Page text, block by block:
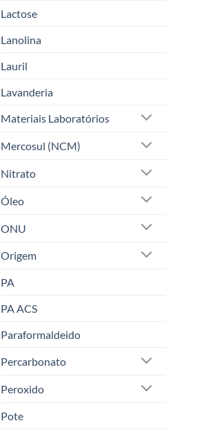
Lactose
Lanolina
Lauril
Lavanderia
Materiais Laboratórios
Mercosul (NCM)
Nitrato
Óleo
ONU
Origem
PA
PA ACS
Paraformaldeido
Percarbonato
Peroxido
Pote